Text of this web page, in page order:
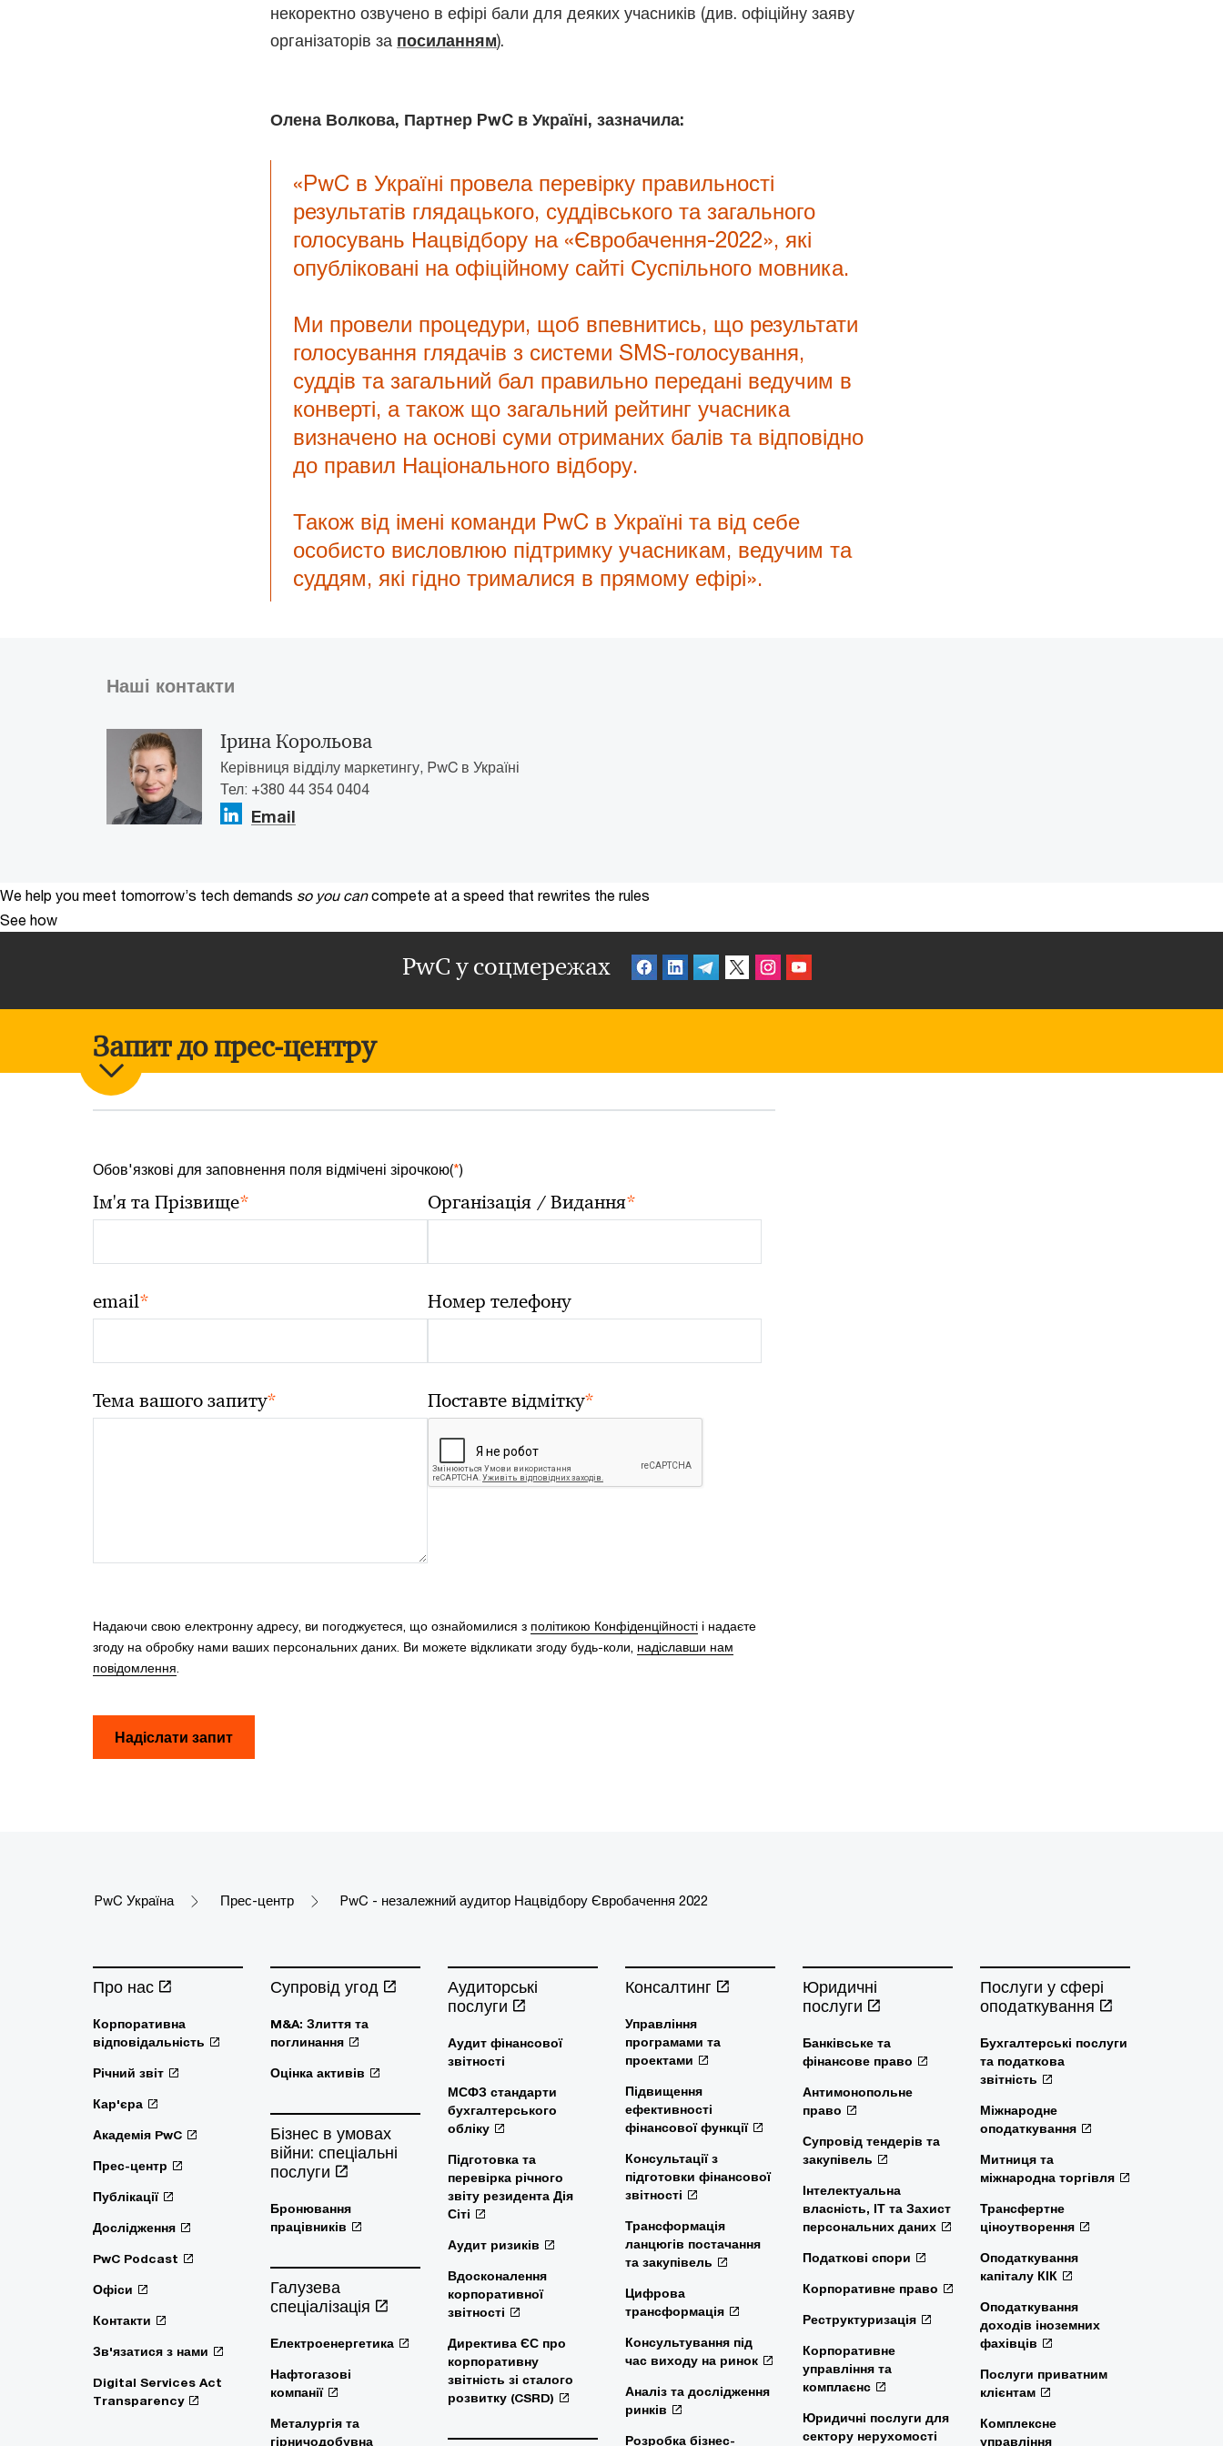
некоректно озвучено в ефірі бали для деяких учасників (див. офіційну заяву
організаторів за посиланням).
Олена Волкова, Партнер PwC в Україні, зазначила:
«PwC в Україні провела перевірку правильності
результатів глядацького, суддівського та загального
голосувань Нацвідбору на «Євробачення-2022», які
опубліковані на офіційному сайті Суспільного мовника.
Ми провели процедури, щоб впевнитись, що результати
голосування глядачів з системи SMS-голосування,
суддів та загальний бал правильно передані ведучим в
конверті, а також що загальний рейтинг учасника
визначено на основі суми отриманих балів та відповідно
до правил Національного відбору.
Також від імені команди PwC в Україні та від себе
особисто висловлюю підтримку учасникам, ведучим та
суддям, які гідно трималися в прямому ефірі».
Наші контакти
Ірина Корольова
Керівниця відділу маркетингу, PwC в Україні
Тел: +380 44 354 0404
Email
We help you meet tomorrow’s tech demands so you can compete at a speed that rewrites the rules
See how
PwC у соцмережах
Запит до прес-центру
Обов'язкові для заповнення поля відмічені зірочкою(*)
Ім'я та Прізвище* Організація / Видання*
email* Номер телефону
Тема вашого запиту* Поставте відмітку*
Надаючи свою електронну адресу, ви погоджуєтеся, що ознайомилися з політикою Конфіденційності і надаєте
згоду на обробку нами ваших персональних даних. Ви можете відкликати згоду будь-коли, надіславши нам
повідомлення.
Надіслати запит
PwC Україна Прес-центр PwC - незалежний аудитор Нацвідбору Євробачення 2022
Про нас
Корпоративна
відповідальність
Річний звіт
Кар'єра
Академія PwC
Прес-центр
Публікації
Дослідження
PwC Podcast
Офіси
Контакти
Зв'язатися з нами
Digital Services Act
Transparency
Супровід угод
M&A: Злиття та
поглинання
Оцінка активів
Бізнес в умовах
війни: спеціальні
послуги
Бронювання
працівників
Галузева
спеціалізація
Електроенергетика
Нафтогазові
компанії
Металургія та
гірничодобувна
Аудиторські
послуги
Аудит фінансової
звітності
МСФЗ стандарти
бухгалтерського
обліку
Підготовка та
перевірка річного
звіту резидента Дія
Сіті
Аудит ризиків
Вдосконалення
корпоративної
звітності
Директива ЄС про
корпоративну
звітність зі сталого
розвитку (CSRD)
Консалтинг
Управління
програмами та
проектами
Підвищення
ефективності
фінансової функції
Консультації з
підготовки фінансової
звітності
Трансформація
ланцюгів постачання
та закупівель
Цифрова
трансформація
Консультування під
час виходу на ринок
Аналіз та дослідження
ринків
Розробка бізнес-
Юридичні
послуги
Банківське та
фінансове право
Антимонопольне
право
Супровід тендерів та
закупівель
Інтелектуальна
власність, ІТ та Захист
персональних даних
Податкові спори
Корпоративне право
Реструктуризація
Корпоративне
управління та
комплаєнс
Юридичні послуги для
сектору нерухомості
Послуги у сфері
оподаткування
Бухгалтерські послуги
та податкова
звітність
Міжнародне
оподаткування
Митниця та
міжнародна торгівля
Трансфертне
ціноутворення
Оподаткування
капіталу КІК
Оподаткування
доходів іноземних
фахівців
Послуги приватним
клієнтам
Комплексне
управління